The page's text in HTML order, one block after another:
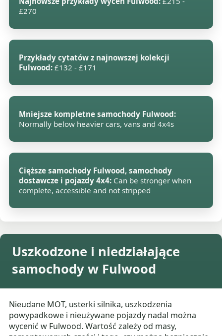
£270
Przykłady cytatów z najnowszej kolekcji
Fulwood: £132 - £171
Mniejsze kompletne samochody Fulwood:
Normally below heavier cars, vans and 4x4s
Cięższe samochody Fulwood, samochody
dostawcze i pojazdy 4x4: Can be stronger when
complete, accessible and not stripped
Uszkodzone i niedziałające
samochody w Fulwood
Nieudane MOT, usterki silnika, uszkodzenia
powypadkowe i nieużywane pojazdy nadal można
wycenić w Fulwood. Wartość zależy od masy,